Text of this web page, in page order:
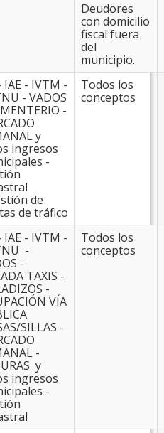
Deudores
con domicilio
fiscal fuera
del
municipio.
IAE - IVTM -
- VADOS
-
y
ingresos
-
de
de tráfico
Todos los
conceptos
IAE - IVTM -
-
-
TAXIS -
-
VÍA
SILLAS -
-
y
ingresos
-
Todos los
conceptos